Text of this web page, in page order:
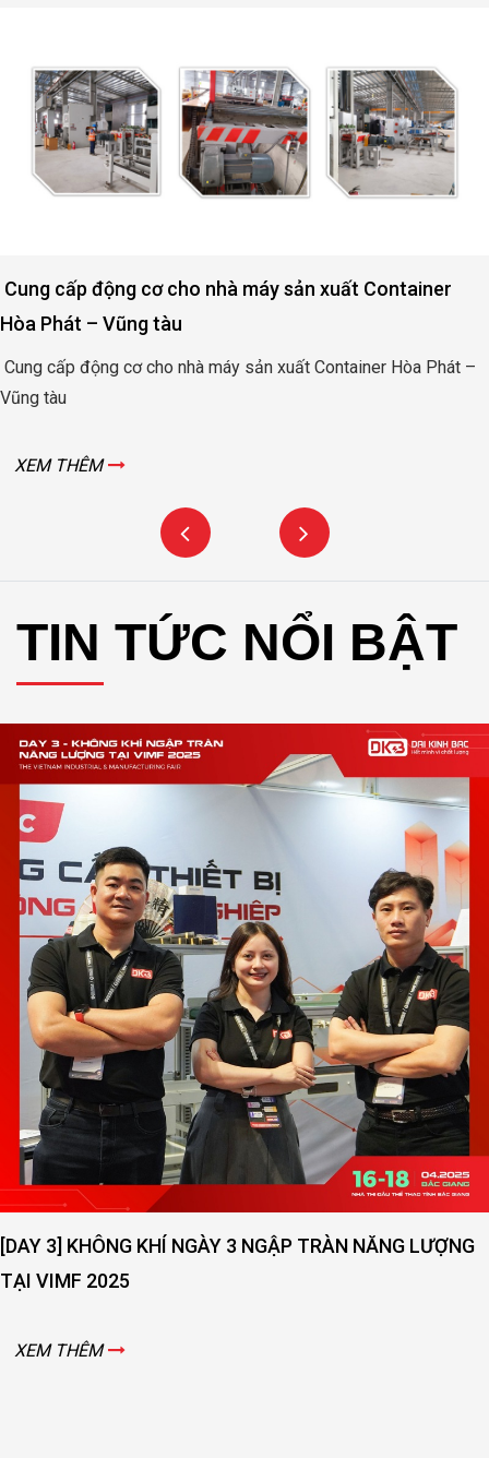
Cung cấp động cơ cho nhà máy sản xuất Container
Hòa Phát – Vũng tàu
Cung cấp động cơ cho nhà máy sản xuất Container Hòa Phát –
Vũng tàu
XEM THÊM
TIN TỨC NỔI BẬT
[DAY 3] KHÔNG KHÍ NGÀY 3 NGẬP TRÀN NĂNG LƯỢNG
TẠI VIMF 2025
XEM THÊM